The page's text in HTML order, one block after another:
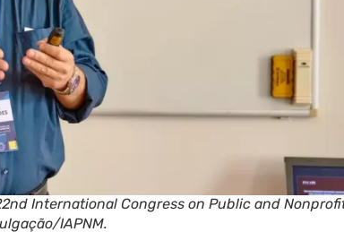
International Congress on Public and
IAPNM.